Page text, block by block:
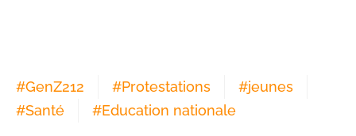
#GenZ212 #Protestations #jeunes
#Santé #Education nationale